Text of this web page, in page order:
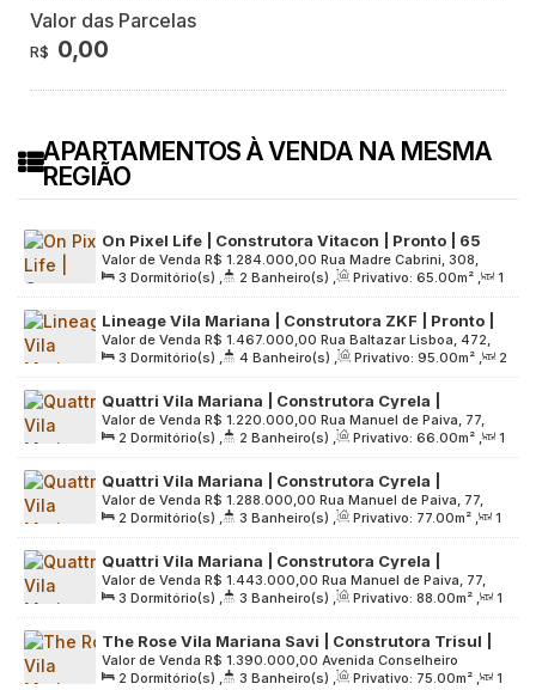
Valor das Parcelas
R$ 0,00
APARTAMENTOS À VENDA NA MESMA
REGIÃO
On Pixel Life | Construtora Vitacon | Pronto | 65
metros | 03 dormitórios | suíte | varanda | 01 vaga
R$ 1.284.000,00
Valor de Venda
Rua Madre Cabrini, 308,
Zona Sul, 04020-000, Vila Mariana, São Paulo, São Paulo,
Brasil
3 Dormitório(s) , 2 Banheiro(s) , Privativo: 65.00m² ,
1
Sala(s) , 1 Suíte(s) , 1 Vaga(s) , Útil: 65.00m² ,
Terreno:
1576.00m²
Lineage Vila Mariana | Construtora ZKF | Pronto |
95 metros | 03 dormitórios | suíte | lavabo | 02
vagas
R$ 1.467.000,00
Valor de Venda
Rua Baltazar Lisboa, 472,
Zona Sul, 04110-061, Vila Mariana, São Paulo, São Paulo,
Brasil
3 Dormitório(s) , 4 Banheiro(s) , Privativo: 95.00m² ,
2
Sala(s) , 1 Suíte(s) , 2 Vaga(s) , Útil: 95.00m² ,
Terreno:
2995.00 m²
Quattri Vila Mariana | Construtora Cyrela |
Construção | 66 metros | 02 dormitórios | suíte |
varanda | 01 vaga
R$ 1.220.000,00
Valor de Venda
Rua Manuel de Paiva, 77,
Zona Sul, 04106-020, Vila Mariana, São Paulo, São Paulo,
Brasil
2 Dormitório(s) , 2 Banheiro(s) , Privativo: 66.00m² ,
1
Sala(s) , 1 Suíte(s) , 1 Vaga(s) , Útil: 66.00m² ,
Terreno:
2338.00 m²
Quattri Vila Mariana | Construtora Cyrela |
Construção | 77 metros | 02 suítes | varanda |
lavabo | 01 vaga
R$ 1.288.000,00
Valor de Venda
Rua Manuel de Paiva, 77,
Zona Sul, 04106-020, Vila Mariana, São Paulo, São Paulo,
Brasil
2 Dormitório(s) , 3 Banheiro(s) , Privativo: 77.00m² ,
1
Sala(s) , 2 Suíte(s) , 1 Vaga(s) , Útil: 77.00m² ,
Terreno:
2338.00 m²
Quattri Vila Mariana | Construtora Cyrela |
Construção | 88 metros | 03 dormitórios | suíte |
varanda | lavabo | 01 vaga
R$ 1.443.000,00
Valor de Venda
Rua Manuel de Paiva, 77,
Zona Sul, 04106-020, Vila Mariana, São Paulo, São Paulo,
Brasil
3 Dormitório(s) , 3 Banheiro(s) , Privativo: 88.00m² ,
1
Sala(s) , 1 Suíte(s) , 1 Vaga(s) , Útil: 88.00m² ,
Terreno:
2338 .00m²
The Rose Vila Mariana Savi | Construtora Trisul |
Construção | 75 metros | 02 suítes | varanda
gourmet | 01 vaga
R$ 1.390.000,00
Valor de Venda
Avenida Conselheiro
Rodrigues Alves, 102, Zona Sul, 04014-000, Vila Mariana,
2 Dormitório(s) , 3 Banheiro(s) , Privativo: 75.00m² , 1